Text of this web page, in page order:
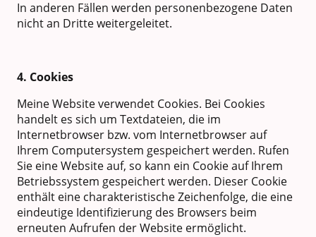
In anderen Fällen werden personenbezogene Daten
nicht an Dritte weitergeleitet.
4. Cookies
Meine Website verwendet Cookies. Bei Cookies
handelt es sich um Textdateien, die im
Internetbrowser bzw. vom Internetbrowser auf
Ihrem Computersystem gespeichert werden. Rufen
Sie eine Website auf, so kann ein Cookie auf Ihrem
Betriebssystem gespeichert werden. Dieser Cookie
enthält eine charakteristische Zeichenfolge, die eine
eindeutige Identifizierung des Browsers beim
erneuten Aufrufen der Website ermöglicht.